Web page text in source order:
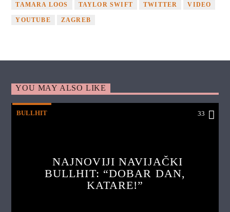
TAMARA LOOS TAYLOR SWIFT TWITTER VIDEO
YOUTUBE ZAGREB
YOU MAY ALSO LIKE
BULLHIT 33
NAJNOVIJI NAVIJAČKI
BULLHIT: “DOBAR DAN,
KATARE!”